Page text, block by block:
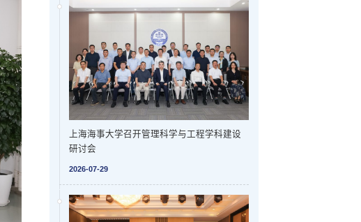
上海海事大学召开管理科学与工程学科建设
研讨会
2026-07-29